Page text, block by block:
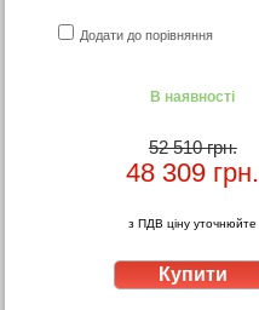
Додати до порівняння
В наявності
52 510 грн.
48 309 грн.
з ПДВ ціну уточнюйте